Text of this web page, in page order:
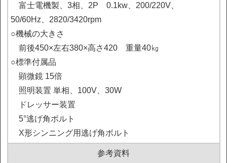
富士電機製、3相、2P　0.1kw、200/220V、
50/60Hz、2820/3420rpm
○機械の大きさ
前後450×左右380×高さ420　重量40㎏
○標準付属品
顕微鏡 15倍
照明装置 単相、100V、30W
ドレッサー装置
5°逃げ角ボルト
X形シンニング用逃げ角ボルト
参考資料